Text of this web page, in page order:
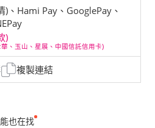
)、Hami Pay、GooglePay、
)
、玉山、星展、中國信託信用卡)
複製連結
也在找